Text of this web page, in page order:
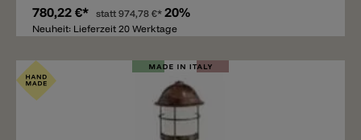
780,22 €* statt974,78 €* 20%
Neuheit: Lieferzeit 20 Werktage